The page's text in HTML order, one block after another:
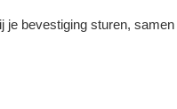
bevestiging sturen,